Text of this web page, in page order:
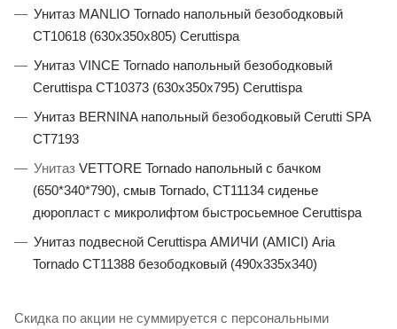
Унитаз MANLIO Tornado напольный безободковый
CT10618 (630х350х805) Ceruttispa
Унитаз VINCE Tornado напольный безободковый
Ceruttispa CT10373 (630х350х795) Ceruttispa
Унитаз BERNINA напольный безободковый Cerutti SPA
CT7193
Унитаз VETTORE Tornado напольный с бачком
(650*340*790), смыв Tornado, CT11134 сиденье
дюропласт с микролифтом быстросьемное Ceruttispa
Унитаз подвесной Ceruttispa АМИЧИ (AMICI) Aria
Tornado CT11388 безободковый (490х335х340)
Скидка по акции не суммируется с персональными